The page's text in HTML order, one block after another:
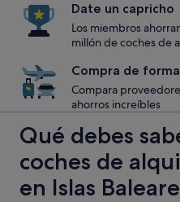
Date un capricho
Los miembros
millón de coches de
Compra de
Compara
ahorros increíbles
Qué debes
coches de
en Islas